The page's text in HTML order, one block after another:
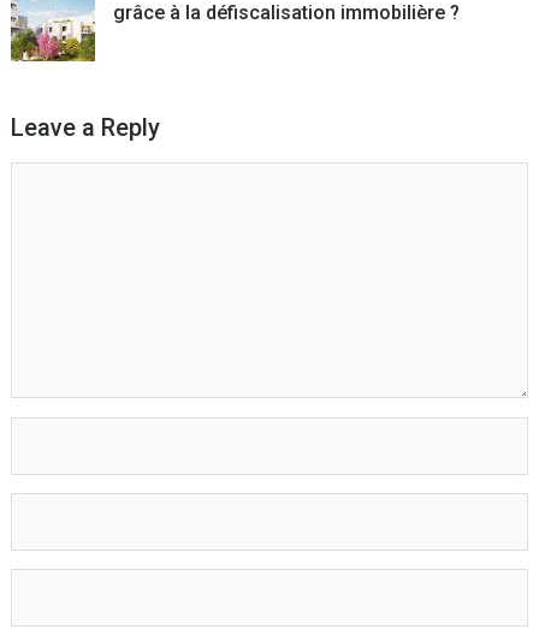
grâce à la défiscalisation immobilière ?
Leave a Reply